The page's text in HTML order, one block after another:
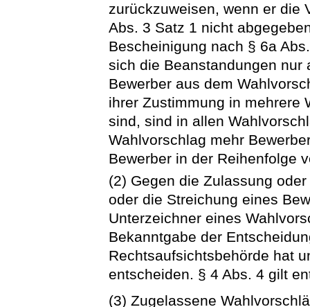
zurückzuweisen, wenn er die
Abs. 3 Satz 1 nicht
Bescheinigung nach § 6a
sich die Beanstandungen nur
Bewerber aus dem
ihrer Zustimmung in mehrere
sind, sind in allen
Wahlvorschlag mehr
Bewerber in der Reihenfolge
(2) Gegen die Zulassung
oder die Streichung eines
Unterzeichner eines
Bekanntgabe der
Rechtsaufsichtsbehörde hat
entscheiden. § 4 Abs. 4 gilt
(3) Zugelassene